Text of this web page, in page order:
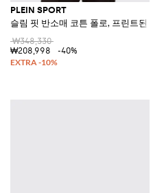
PLEIN SPORT
슬림 핏 반소매 코튼 폴로, 프린트된
₩348,330
₩208,998
-40%